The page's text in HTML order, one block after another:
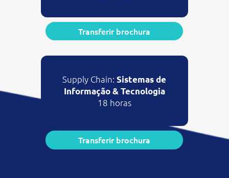
Transferir brochura
Supply Chain:Sistemas de
Informação& Tecnologia
18 horas
Transferir brochura